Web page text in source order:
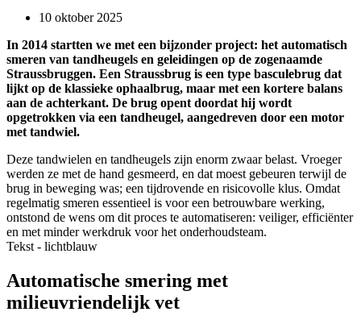
10 oktober 2025
In 2014 startten we met een bijzonder project: het automatisch
smeren van tandheugels en geleidingen op de zogenaamde
Straussbruggen. Een Straussbrug is een type basculebrug dat
lijkt op de klassieke ophaalbrug, maar met een kortere balans
aan de achterkant. De brug opent doordat hij wordt
opgetrokken via een tandheugel, aangedreven door een motor
met tandwiel.
Deze tandwielen en tandheugels zijn enorm zwaar belast. Vroeger
werden ze met de hand gesmeerd, en dat moest gebeuren terwijl de
brug in beweging was; een tijdrovende en risicovolle klus. Omdat
regelmatig smeren essentieel is voor een betrouwbare werking,
ontstond de wens om dit proces te automatiseren: veiliger, efficiënter
en met minder werkdruk voor het onderhoudsteam.
Tekst - lichtblauw
Automatische smering met
milieuvriendelijk vet